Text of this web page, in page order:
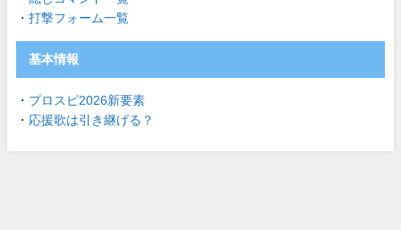
・ 打撃フォーム一覧
基本情報
・ プロスピ2026新要素
・ 応援歌は引き継げる？